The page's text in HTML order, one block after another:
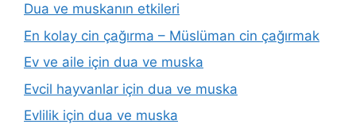
Dua ve muskanın etkileri
En kolay cin çağırma – Müslüman cin çağırmak
Ev ve aile için dua ve muska
Evcil hayvanlar için dua ve muska
Evlilik için dua ve muska